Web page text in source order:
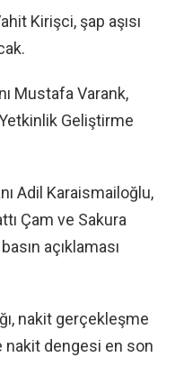
Kirişci, şap aşısı
Mustafa Varank,
Geliştirme
Adil Karaismailoğlu,
Çam ve Sakura
açıklaması
nakit gerçekleşme
nakit dengesi en son